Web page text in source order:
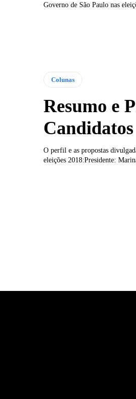
Governo de São Paulo nas
Colunas
Resumo e
O perfil e as propostas
eleições 2018:Presidente: